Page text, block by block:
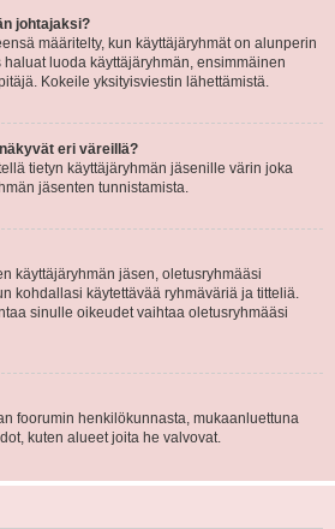
johtajaksi?
määritelty, kun käyttäjäryhmät on alunperin
haluat luoda käyttäjäryhmän, ensimmäinen
Kokeile yksityisviestin lähettämistä.
eri väreillä?
tietyn käyttäjäryhmän jäsenille värin joka
jäsenten tunnistamista.
käyttäjäryhmän jäsen, oletusryhmääsi
kohdallasi käytettävää ryhmäväriä ja titteliä.
sinulle oikeudet vaihtaa oletusryhmääsi
foorumin henkilökunnasta, mukaanluettuna
kuten alueet joita he valvovat.